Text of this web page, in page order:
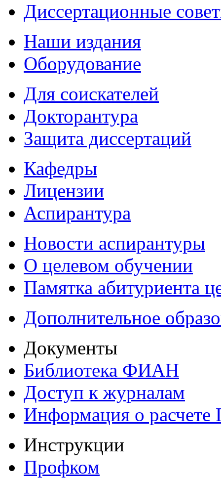
Диссертационные
Наши издания
Оборудование
Для соискателей
Докторантура
Защита диссертаций
Кафедры
Лицензии
Аспирантура
Новости аспирантуры
О целевом обучении
Памятка абитуриента
Дополнительное
Документы
Библиотека ФИАН
Доступ к журналам
Информация о
Инструкции
Профком